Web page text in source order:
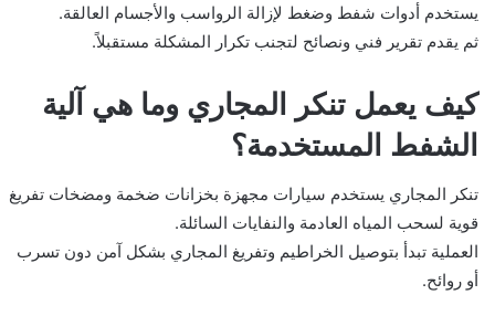
يستخدم أدوات شفط وضغط لإزالة الرواسب والأجسام العالقة.
ثم يقدم تقرير فني ونصائح لتجنب تكرار المشكلة مستقبلاً.
كيف يعمل تنكر المجاري وما هي آلية
الشفط المستخدمة؟
تنكر المجاري يستخدم سيارات مجهزة بخزانات ضخمة ومضخات تفريغ
قوية لسحب المياه العادمة والنفايات السائلة.
العملية تبدأ بتوصيل الخراطيم وتفريغ المجاري بشكل آمن دون تسرب
أو روائح.